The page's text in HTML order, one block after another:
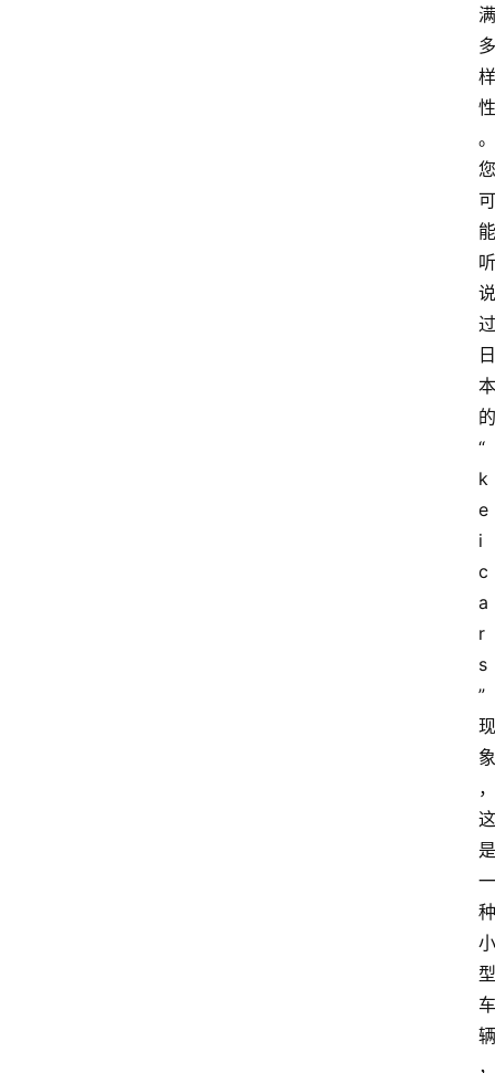
满
多
样
性
。
您
可
能
听
说
过
日
本
的
“
k
e
i
c
a
r
s
”
现
象
，
这
是
一
种
小
型
车
辆
，